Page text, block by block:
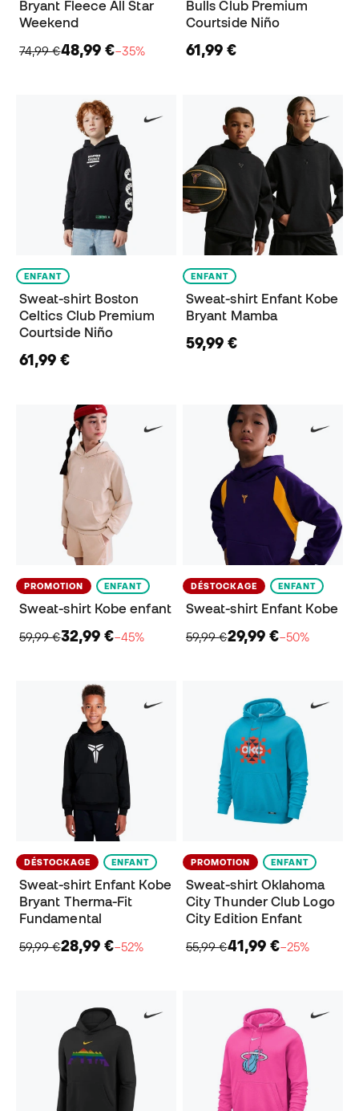
Bryant Fleece All Star
Weekend
74,99 €48,99 €−35%
Bulls Club Premium
Courtside Niño
61,99 €
ENFANT
Sweat-shirt Boston
Celtics Club Premium
Courtside Niño
61,99 €
ENFANT
Sweat-shirt Enfant Kobe
Bryant Mamba
59,99 €
PROMOTION ENFANT
Sweat-shirt Kobe enfant
59,99 €32,99 €−45%
DÉSTOCKAGE ENFANT
Sweat-shirt Enfant Kobe
59,99 €29,99 €−50%
DÉSTOCKAGE ENFANT
Sweat-shirt Enfant Kobe
Bryant Therma-Fit
Fundamental
59,99 €28,99 €−52%
PROMOTION ENFANT
Sweat-shirt Oklahoma
City Thunder Club Logo
City Edition Enfant
55,99 €41,99 €−25%